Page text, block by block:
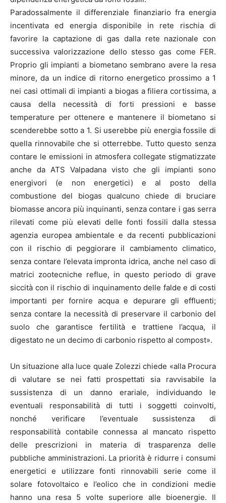
Paradossalmente il differenziale finanziario fra energia
incentivata ed energia disponibile in rete rischia di
favorire la captazione di gas dalla rete nazionale con
successiva valorizzazione dello stesso gas come FER.
Proprio gli impianti a biometano sembrano avere la resa
minore, da un indice di ritorno energetico prossimo a 1
nei casi ottimali di impianti a biogas a filiera cortissima, a
causa della necessità di forti pressioni e basse
temperature per ottenere e mantenere il biometano si
scenderebbe sotto a 1. Si userebbe più energia fossile di
quella rinnovabile che si otterrebbe. Tutto questo senza
contare le emissioni in atmosfera collegate stigmatizzate
anche da ATS Valpadana visto che gli impianti sono
energivori (e non energetici) e al posto della
combustione del biogas qualcuno chiede di bruciare
biomasse ancora più inquinanti, senza contare i gas serra
rilevati come più elevati delle fonti fossili dalla stessa
agenzia europea ambientale e da recenti pubblicazioni
con il rischio di peggiorare il cambiamento climatico,
senza contare l’elevata impronta idrica, anche nel caso di
matrici zootecniche reflue, in questo periodo di grave
siccità con il rischio di inquinamento delle falde e di costi
importanti per fornire acqua e depurare gli effluenti;
senza contare la necessità di preservare il carbonio del
suolo che garantisce fertilità e trattiene l’acqua, il
digestato ne un decimo di carbonio rispetto al compost».
Un situazione alla luce quale Zolezzi chiede «alla Procura
di valutare se nei fatti prospettati sia ravvisabile la
sussistenza di un danno erariale, individuando le
eventuali responsabilità di tutti i soggetti coinvolti,
nonché verificare l’eventuale sussistenza di
responsabilità contabile connessa al mancato rispetto
delle prescrizioni in materia di trasparenza delle
pubbliche amministrazioni. La priorità è ridurre i consumi
energetici e utilizzare fonti rinnovabili serie come il
solare fotovoltaico e l’eolico che in condizioni medie
hanno una resa 5 volte superiore alle bioenergie. Il